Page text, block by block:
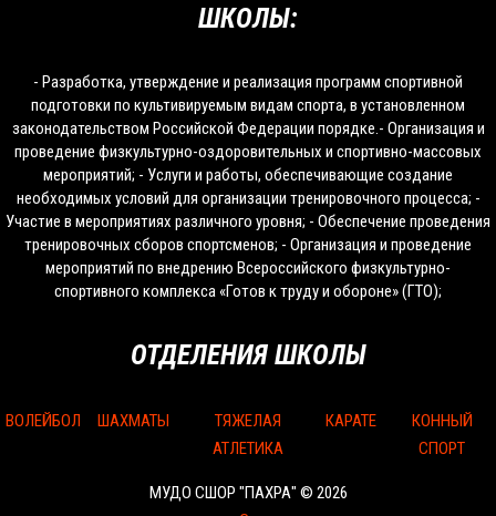
ШКОЛЫ:
- Разработка, утверждение и реализация программ спортивной
подготовки по культивируемым видам спорта, в установленном
законодательством Российской Федерации порядке.- Организация и
проведение физкультурно-оздоровительных и спортивно-массовых
мероприятий; - Услуги и работы, обеспечивающие создание
необходимых условий для организации тренировочного процесса; -
Участие в мероприятиях различного уровня; - Обеспечение проведения
тренировочных сборов спортсменов; - Организация и проведение
мероприятий по внедрению Всероссийского физкультурно-
спортивного комплекса «Готов к труду и обороне» (ГТО);
ОТДЕЛЕНИЯ ШКОЛЫ
ВОЛЕЙБОЛ ШАХМАТЫ
ТЯЖЕЛАЯ
АТЛЕТИКА
КАРАТЕ
КОННЫЙ
СПОРТ
МУДО СШОР "ПАХРА" © 2026